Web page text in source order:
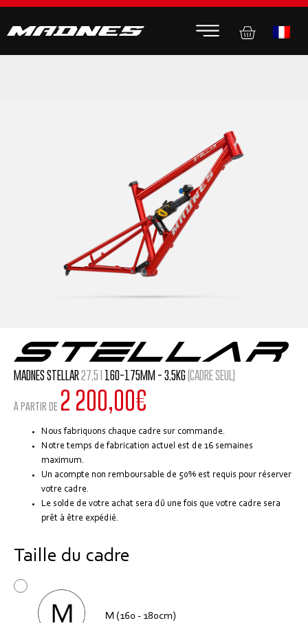
MADNES STELLAR27,5 I 160-175MM - 3,5KG (CADRE SEUL)
à partir de 2 200,00€
Nous fabriquons chaque cadre sur commande.
Notre temps de fabrication actuel est de 16 semaines
maximum.
Un acompte non remboursable de 50% est requis pour réserver
votre cadre.
Le solde de votre achat sera dû une fois que votre cadre sera
prêt à être expédié.
Taille du cadre
M (160 - 180cm)